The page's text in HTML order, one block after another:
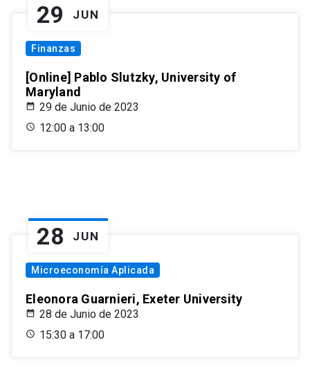
29 JUN
Finanzas
[Online] Pablo Slutzky, University of
Maryland
29 de Junio de 2023
12:00 a 13:00
28 JUN
Microeconomía Aplicada
Eleonora Guarnieri, Exeter University
28 de Junio de 2023
15:30 a 17:00